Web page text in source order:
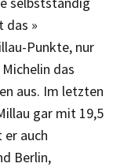
das »
Punkte, nur
das
aus. Im letzten
gar mit 19,5
auch
Berlin,